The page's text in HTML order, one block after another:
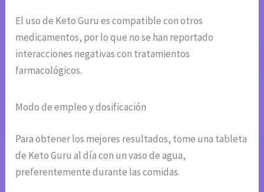
El uso de Keto Guru es compatible con otros
medicamentos, por lo que no se han reportado
interacciones negativas con tratamientos
farmacológicos.
Modo de empleo y dosificación
Para obtener los mejores resultados, tome una tableta
de Keto Guru al día con un vaso de agua,
preferentemente durante las comidas.